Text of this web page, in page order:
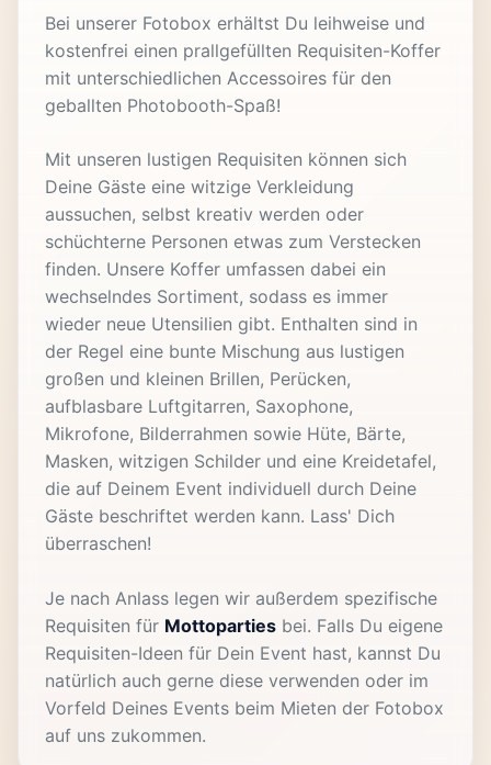
Bei unserer Fotobox erhältst Du leihweise und
kostenfrei einen prallgefüllten Requisiten-Koffer
mit unterschiedlichen Accessoires für den
geballten Photobooth-Spaß!
Mit unseren lustigen Requisiten können sich
Deine Gäste eine witzige Verkleidung
aussuchen, selbst kreativ werden oder
schüchterne Personen etwas zum Verstecken
finden. Unsere Koffer umfassen dabei ein
wechselndes Sortiment, sodass es immer
wieder neue Utensilien gibt. Enthalten sind in
der Regel eine bunte Mischung aus lustigen
großen und kleinen Brillen, Perücken,
aufblasbare Luftgitarren, Saxophone,
Mikrofone, Bilderrahmen sowie Hüte, Bärte,
Masken, witzigen Schilder und eine Kreidetafel,
die auf Deinem Event individuell durch Deine
Gäste beschriftet werden kann. Lass' Dich
überraschen!
Je nach Anlass legen wir außerdem spezifische
Requisiten für Mottoparties bei. Falls Du eigene
Requisiten-Ideen für Dein Event hast, kannst Du
natürlich auch gerne diese verwenden oder im
Vorfeld Deines Events beim Mieten der Fotobox
auf uns zukommen.